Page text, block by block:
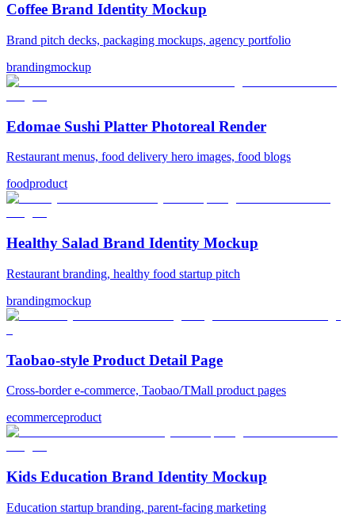
Coffee Brand Identity Mockup
Brand pitch decks, packaging mockups, agency portfolio
brandingmockup
Edomae Sushi Platter Photoreal Render
Restaurant menus, food delivery hero images, food blogs
foodproduct
Healthy Salad Brand Identity Mockup
Restaurant branding, healthy food startup pitch
brandingmockup
Taobao-style Product Detail Page
Cross-border e-commerce, Taobao/TMall product pages
ecommerceproduct
Kids Education Brand Identity Mockup
Education startup branding, parent-facing marketing